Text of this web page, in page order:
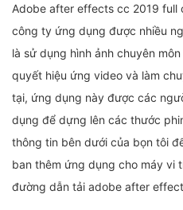
Adobe after effects cc 2019 full
công ty ứng dụng được nhiều
là sử dụng hình ảnh chuyên
quyết hiệu ứng video và làm
tại, ứng dụng này được các
dụng để dựng lên các thước
thông tin bên dưới của bọn tôi
ban thêm ứng dụng cho máy vi
đường dẫn tải adobe after